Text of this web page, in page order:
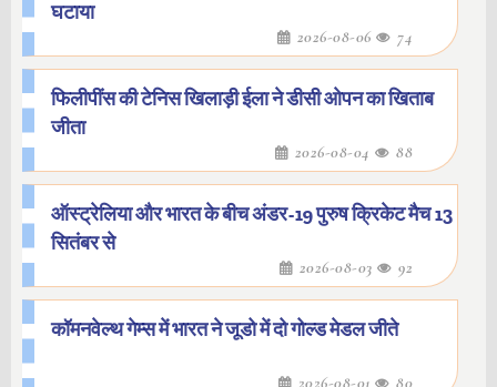
घटाया
2026-08-06 74
फिलीपींस की टेनिस खिलाड़ी ईला ने डीसी ओपन का खिताब
जीता
2026-08-04 88
ऑस्ट्रेलिया और भारत के बीच अंडर-19 पुरुष क्रिकेट मैच 13
सितंबर से
2026-08-03 92
कॉमनवेल्थ गेम्स में भारत ने जूडो में दो गोल्ड मेडल जीते